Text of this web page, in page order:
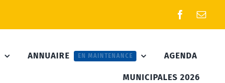
ANNUAIRE EN MAINTENANCE AGENDA
MUNICIPALES 2026